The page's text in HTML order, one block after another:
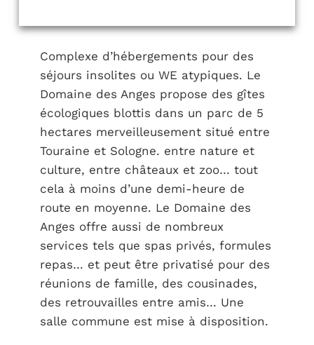
Complexe d’hébergements pour des
séjours insolites ou WE atypiques. Le
Domaine des Anges propose des gîtes
écologiques blottis dans un parc de 5
hectares merveilleusement situé entre
Touraine et Sologne. entre nature et
culture, entre châteaux et zoo… tout
cela à moins d’une demi-heure de
route en moyenne. Le Domaine des
Anges offre aussi de nombreux
services tels que spas privés, formules
repas… et peut être privatisé pour des
réunions de famille, des cousinades,
des retrouvailles entre amis… Une
salle commune est mise à disposition.